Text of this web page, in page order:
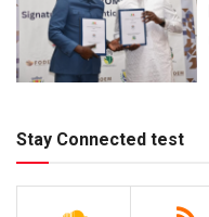
Stay Connected test